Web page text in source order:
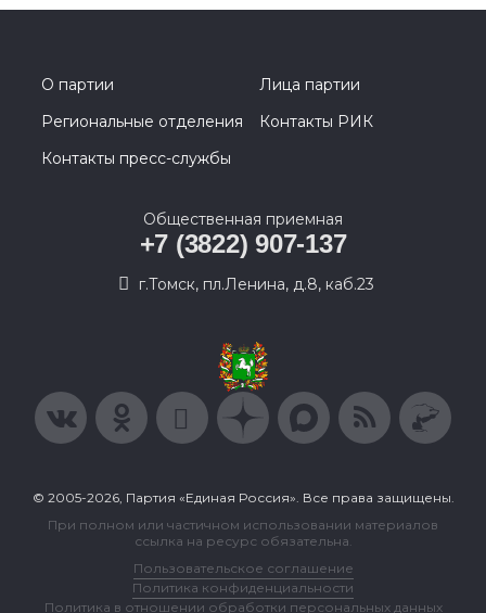
О партии
Лица партии
Региональные отделения
Контакты РИК
Контакты пресс-службы
Общественная приемная
+7 (3822) 907-137
г.Томск, пл.Ленина, д.8, каб.23
© 2005-2026, Партия «Единая Россия». Все права защищены.
При полном или частичном использовании материалов
ссылка на ресурс обязательна.
Пользовательское соглашение
Политика конфиденциальности
Политика в отношении обработки персональных данных